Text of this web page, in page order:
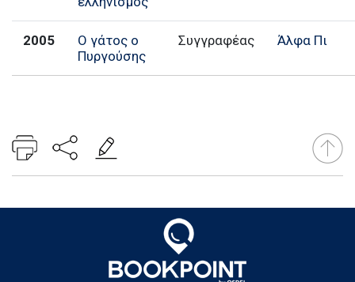
2005
Ο γάτος ο
Πυργούσης
Συγγραφέας Άλφα Πι